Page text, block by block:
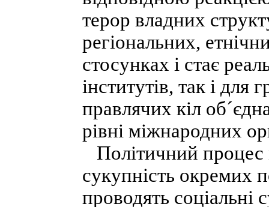
терор владних
регіональних,
стосунках і стає
інститутів, так і для
правлячих кіл
рівні міжнародних
Політичний процес
сукупність окремих
проводять соціальні